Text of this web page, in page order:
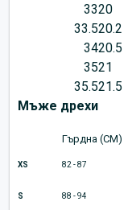
3320
33.520.2
3420.5
3521
35.521.5
Мъже дрехи
Гърдна (CM)
XS 82 - 87
S 88 - 94